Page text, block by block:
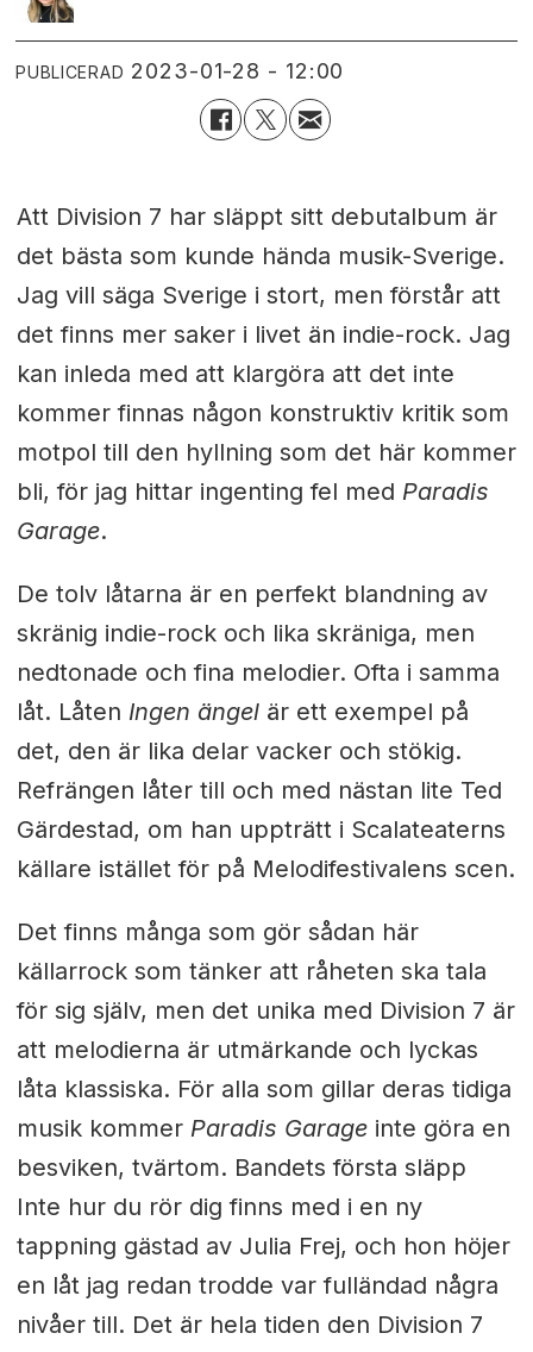
PUBLICERAD 2023-01-28 - 12:00
Att Division 7 har släppt sitt debutalbum är
det bästa som kunde hända musik-Sverige.
Jag vill säga Sverige i stort, men förstår att
det finns mer saker i livet än indie-rock. Jag
kan inleda med att klargöra att det inte
kommer finnas någon konstruktiv kritik som
motpol till den hyllning som det här kommer
bli, för jag hittar ingenting fel med Paradis
Garage.
De tolv låtarna är en perfekt blandning av
skränig indie-rock och lika skräniga, men
nedtonade och fina melodier. Ofta i samma
låt. Låten Ingen ängelär ett exempel på
det, den är lika delar vacker och stökig.
Refrängen låter till och med nästan lite Ted
Gärdestad, om han uppträtt i Scalateaterns
källare istället för på Melodifestivalens scen.
Det finns många som gör sådan här
källarrock som tänker att råheten ska tala
för sig själv, men det unika med Division 7 är
att melodierna är utmärkande och lyckas
låta klassiska. För alla som gillar deras tidiga
musik kommer Paradis Garageinte göra en
besviken, tvärtom. Bandets första släpp
Inte hur du rör dig finns med i en ny
tappning gästad av Julia Frej, och hon höjer
en låt jag redan trodde var fulländad några
nivåer till. Det är hela tiden den Division 7